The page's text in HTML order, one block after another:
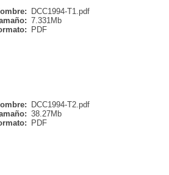
DCC1994-T1.pdf
7.331Mb
PDF
DCC1994-T2.pdf
38.27Mb
PDF